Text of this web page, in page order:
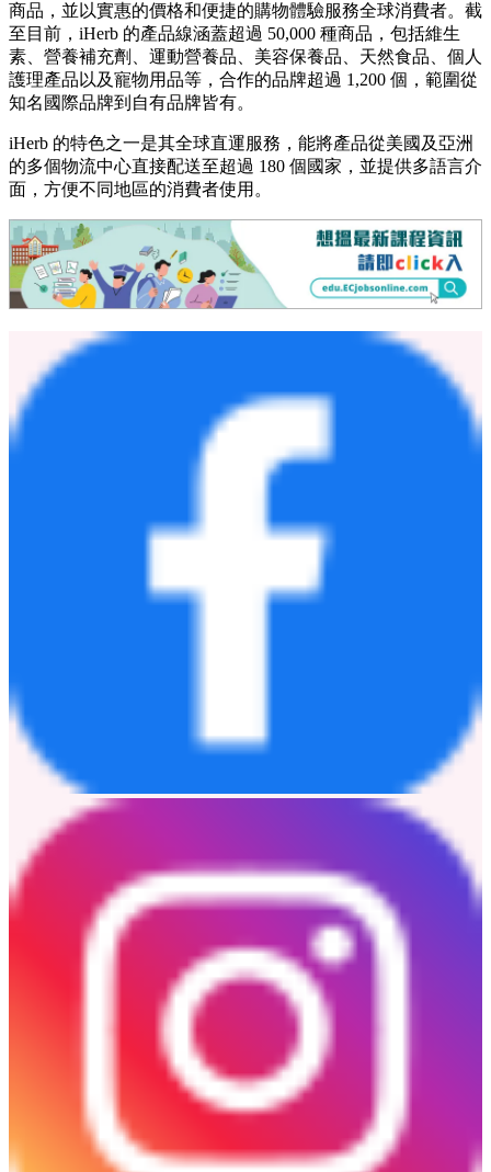
商品，並以實惠的價格和便捷的購物體驗服務全球消費者。截
至目前，iHerb 的產品線涵蓋超過 50,000 種商品，包括維生
素、營養補充劑、運動營養品、美容保養品、天然食品、個人
護理產品以及寵物用品等，合作的品牌超過 1,200 個，範圍從
知名國際品牌到自有品牌皆有。
iHerb 的特色之一是其全球直運服務，能將產品從美國及亞洲
的多個物流中心直接配送至超過 180 個國家，並提供多語言介
面，方便不同地區的消費者使用。